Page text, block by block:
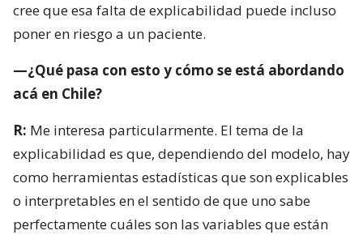
cree que esa falta de explicabilidad puede incluso
poner en riesgo a un paciente.
—¿Qué pasa con esto y cómo se está abordando
acá en Chile?
R: Me interesa particularmente. El tema de la
explicabilidad es que, dependiendo del modelo, hay
como herramientas estadísticas que son explicables
o interpretables en el sentido de que uno sabe
perfectamente cuáles son las variables que están